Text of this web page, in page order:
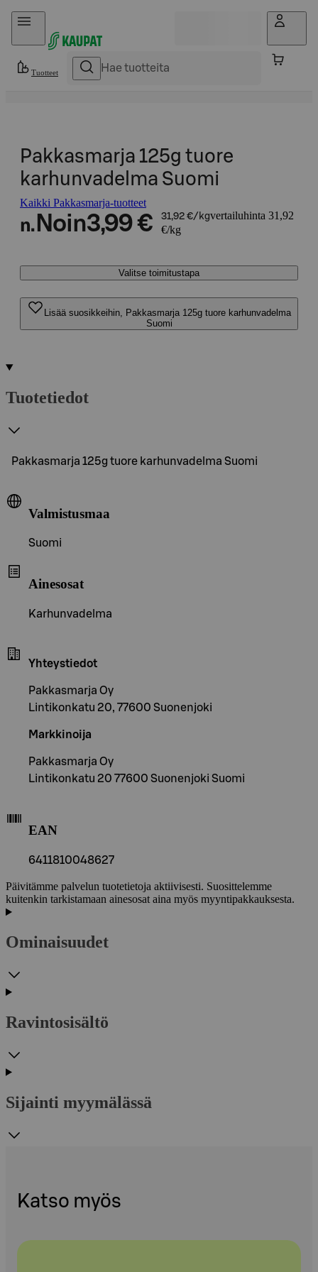
Hyppää sisältöön
Tuotteet
Pakkasmarja 125g tuore
karhunvadelma Suomi
Kaikki Pakkasmarja-tuotteet
n. Noin3,99 € 31,92 €/kgvertailuhinta 31,92
€/kg
Valitse toimitustapa
Lisää suosikkeihin, Pakkasmarja 125g tuore karhunvadelma
Suomi
Tuotetiedot
Pakkasmarja 125g tuore karhunvadelma Suomi
Valmistusmaa
Suomi
Ainesosat
Karhunvadelma
Yhteystiedot
Pakkasmarja Oy
Lintikonkatu 20, 77600 Suonenjoki
Markkinoija
Pakkasmarja Oy
Lintikonkatu 20 77600 Suonenjoki Suomi
EAN
6411810048627
Päivitämme palvelun tuotetietoja aktiivisesti. Suosittelemme
kuitenkin tarkistamaan ainesosat aina myös myyntipakkauksesta.
Ominaisuudet
Ravintosisältö
Sijainti myymälässä
Katso myös